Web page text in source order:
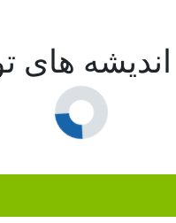
اندیشه های تو